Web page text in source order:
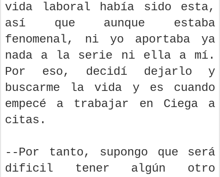
vida laboral había sido esta,
así que aunque estaba
fenomenal, ni yo aportaba ya
nada a la serie ni ella a mí.
Por eso, decidí dejarlo y
buscarme la vida y es cuando
empecé a trabajar en Ciega a
citas.
--Por tanto, supongo que será
dificil tener algún otro